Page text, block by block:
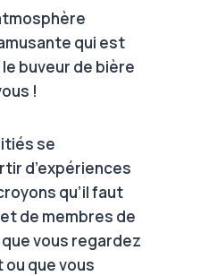
qui est
buveur de bière
!
se
d’expériences
qu’il faut
de membres de
vous regardez
que vous